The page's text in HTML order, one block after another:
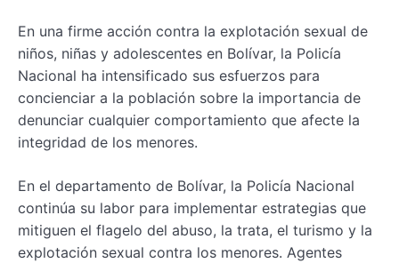
En una firme acción contra la explotación sexual de
niños, niñas y adolescentes en Bolívar, la Policía
Nacional ha intensificado sus esfuerzos para
concienciar a la población sobre la importancia de
denunciar cualquier comportamiento que afecte la
integridad de los menores.
En el departamento de Bolívar, la Policía Nacional
continúa su labor para implementar estrategias que
mitiguen el flagelo del abuso, la trata, el turismo y la
explotación sexual contra los menores. Agentes